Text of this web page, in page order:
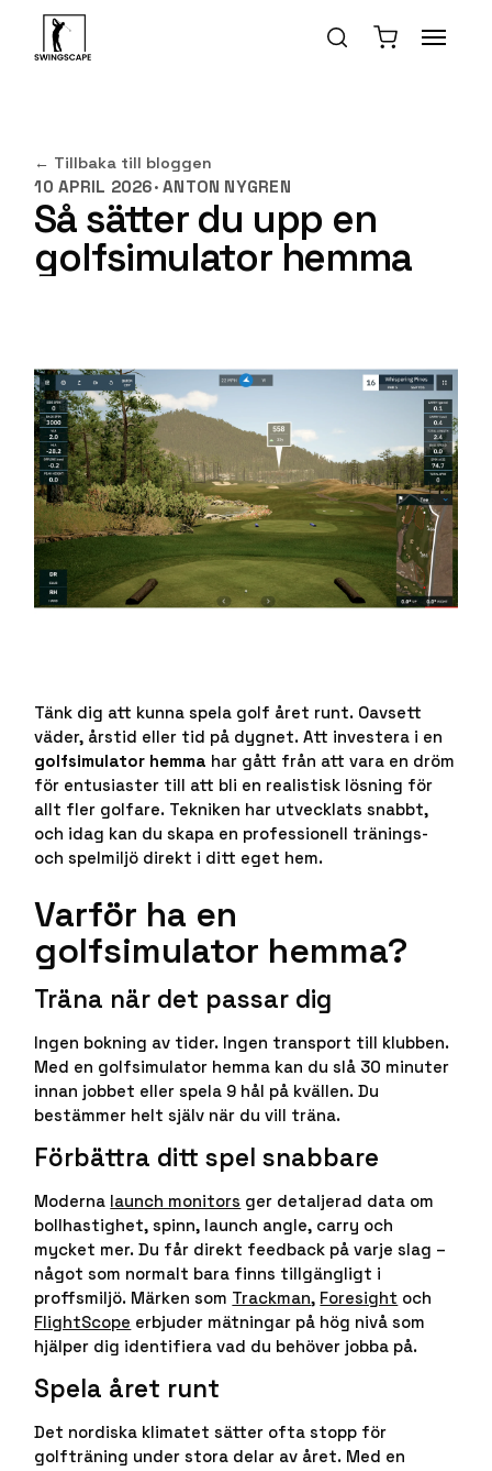
← Tillbaka till bloggen
10 APRIL 2026·ANTON NYGREN
Så sätter du upp en
golfsimulator hemma
Tänk dig att kunna spela golf året runt. Oavsett
väder, årstid eller tid på dygnet. Att investera i en
golfsimulator hemma har gått från att vara en dröm
för entusiaster till att bli en realistisk lösning för
allt fler golfare. Tekniken har utvecklats snabbt,
och idag kan du skapa en professionell tränings-
och spelmiljö direkt i ditt eget hem.
Varför ha en
golfsimulator hemma?
Träna när det passar dig
Ingen bokning av tider. Ingen transport till klubben.
Med en golfsimulator hemma kan du slå 30 minuter
innan jobbet eller spela 9 hål på kvällen. Du
bestämmer helt själv när du vill träna.
Förbättra ditt spel snabbare
Moderna launch monitors ger detaljerad data om
bollhastighet, spinn, launch angle, carry och
mycket mer. Du får direkt feedback på varje slag –
något som normalt bara finns tillgängligt i
proffsmiljö. Märken som Trackman, Foresight och
FlightScope erbjuder mätningar på hög nivå som
hjälper dig identifiera vad du behöver jobba på.
Spela året runt
Det nordiska klimatet sätter ofta stopp för
golfträning under stora delar av året. Med en